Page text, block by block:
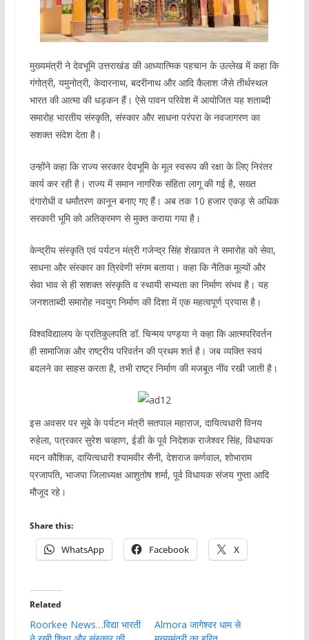
मुख्यमंत्री ने देवभूमि उत्तराखंड की आध्यात्मिक पहचान के उल्लेख में कहा कि
गंगोत्री, यमुनोत्री, केदारनाथ, बदरीनाथ और आदि कैलाश जैसे तीर्थस्थल
भारत की आत्मा की धड़कन हैं। ऐसे पावन परिवेश में आयोजित यह शताब्दी
समारोह भारतीय संस्कृति, संस्कार और साधना परंपरा के नवजागरण का
सशक्त संदेश देता है।
उन्होंने कहा कि राज्य सरकार देवभूमि के मूल स्वरूप की रक्षा के लिए निरंतर
कार्य कर रही है। राज्य में समान नागरिक संहिता लागू की गई है, सख्त
दंगारोधी व धर्मांतरण कानून बनाए गए हैं। अब तक 10 हजार एकड़ से अधिक
सरकारी भूमि को अतिक्रमण से मुक्त कराया गया है।
केन्द्रीय संस्कृति एवं पर्यटन मंत्री गजेन्द्र सिंह शेखावत ने समारोह को सेवा,
साधना और संस्कार का त्रिवेणी संगम बताया। कहा कि नैतिक मूल्यों और
सेवा भाव से ही सशक्त संस्कृति व स्थायी सभ्यता का निर्माण संभव है। यह
जनशताब्दी समारोह नवयुग निर्माण की दिशा में एक महत्वपूर्ण प्रयास है।
विश्वविद्यालय के प्रतिकुलपति डॉ. चिन्मय पण्ड्या ने कहा कि आत्मपरिवर्तन
ही सामाजिक और राष्ट्रीय परिवर्तन की प्रथम शर्त है। जब व्यक्ति स्वयं
बदलने का साहस करता है, तभी राष्ट्र निर्माण की मजबूत नींव रखी जाती है।
इस अवसर पर सूबे के पर्यटन मंत्री सतपाल महाराज, दायित्वधारी विनय
रुहेला, पत्रकार सुरेश चव्हाण, ईडी के पूर्व निदेशक राजेश्वर सिंह, विधायक
मदन कौशिक, दायित्वधारी श्यामवीर सैनी, देशराज कर्णवाल, शोभाराम
प्रजापति, भाजपा जिलाध्यक्ष आशुतोष शर्मा, पूर्व विधायक संजय गुप्ता आदि
मौजूद रहे।
Share this:
WhatsApp Facebook X
Related
Roorkee News…विद्या भारती
Almora जागेश्वर धाम से